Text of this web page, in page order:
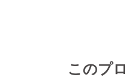
このプ